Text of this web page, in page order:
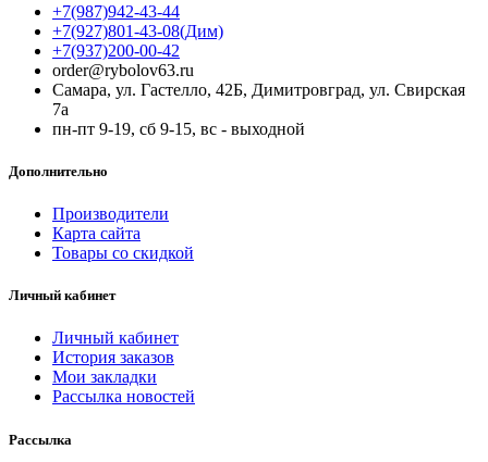
+7(987)942-43-44
+7(927)801-43-08(Дим)
+7(937)200-00-42
order@rybolov63.ru
Самара, ул. Гастелло, 42Б, Димитровград, ул. Свирская
7а
пн-пт 9-19, сб 9-15, вс - выходной
Дополнительно
Производители
Карта сайта
Товары со скидкой
Личный кабинет
Личный кабинет
История заказов
Мои закладки
Рассылка новостей
Рассылка